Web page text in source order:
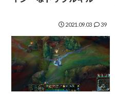
2021.09.03 39